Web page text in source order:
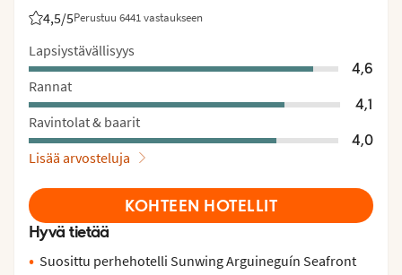
4,5/5Perustuu 6441 vastaukseen
Asiakkaidemme arviot: 4.5/5
Lapsiystävällisyys
4,6
Rannat
4,1
Ravintolat & baarit
4,0
Lisää arvosteluja
KOHTEEN HOTELLIT
Hyvä tietää
Suosittu perhehotelli Sunwing Arguineguín Seafront